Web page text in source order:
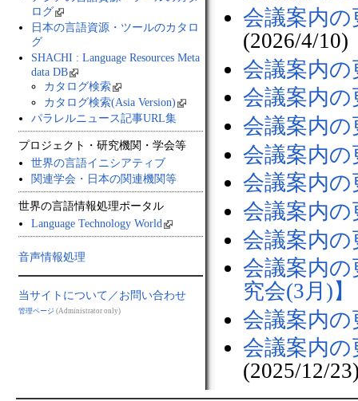
ログ
日本の言語資源・ツールのカタロ
グ
SHACHI : Language Resources Meta
data DB
カタログ検索
カタログ検索(Asia Version)
パラレルニュース記事URL集
プロジェクト・研究機関・学会等
世界の言語イニシアティブ
関連学会・日本の関連機関等
世界の言語情報処理ポータル
Language Technology World
音声情報処理
当サイトについて／お問い合わせ
管理ページ(Administrator only)
会議案内の
(2026/4/10)
会議案内の
会議案内の
会議案内の
会議案内の
会議案内の
会議案内の
会議案内の
会議案内
究会(3月)】
会議案内の
会議案内の
(2025/12/